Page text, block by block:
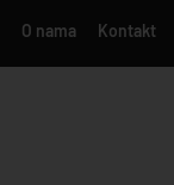
O nama Kontakt